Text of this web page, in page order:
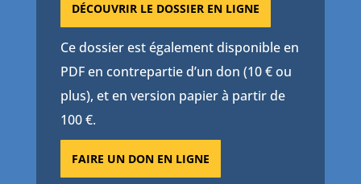
DÉCOUVRIR LE DOSSIER EN LIGNE
Ce dossier est également disponible en
PDF en contrepartie d’un don (10 € ou
plus), et en version papier à partir de
100 €.
FAIRE UN DON EN LIGNE